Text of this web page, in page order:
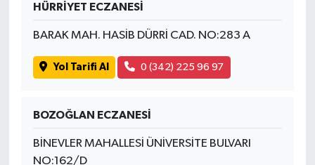
HÜRRİYET ECZANESİ
BARAK MAH. HASİB DÜRRİ CAD. NO:283 A
Yol Tarifi Al 0 (342) 225 96 97
BOZOĞLAN ECZANESİ
BİNEVLER MAHALLESİ ÜNİVERSİTE BULVARI
NO:162/D